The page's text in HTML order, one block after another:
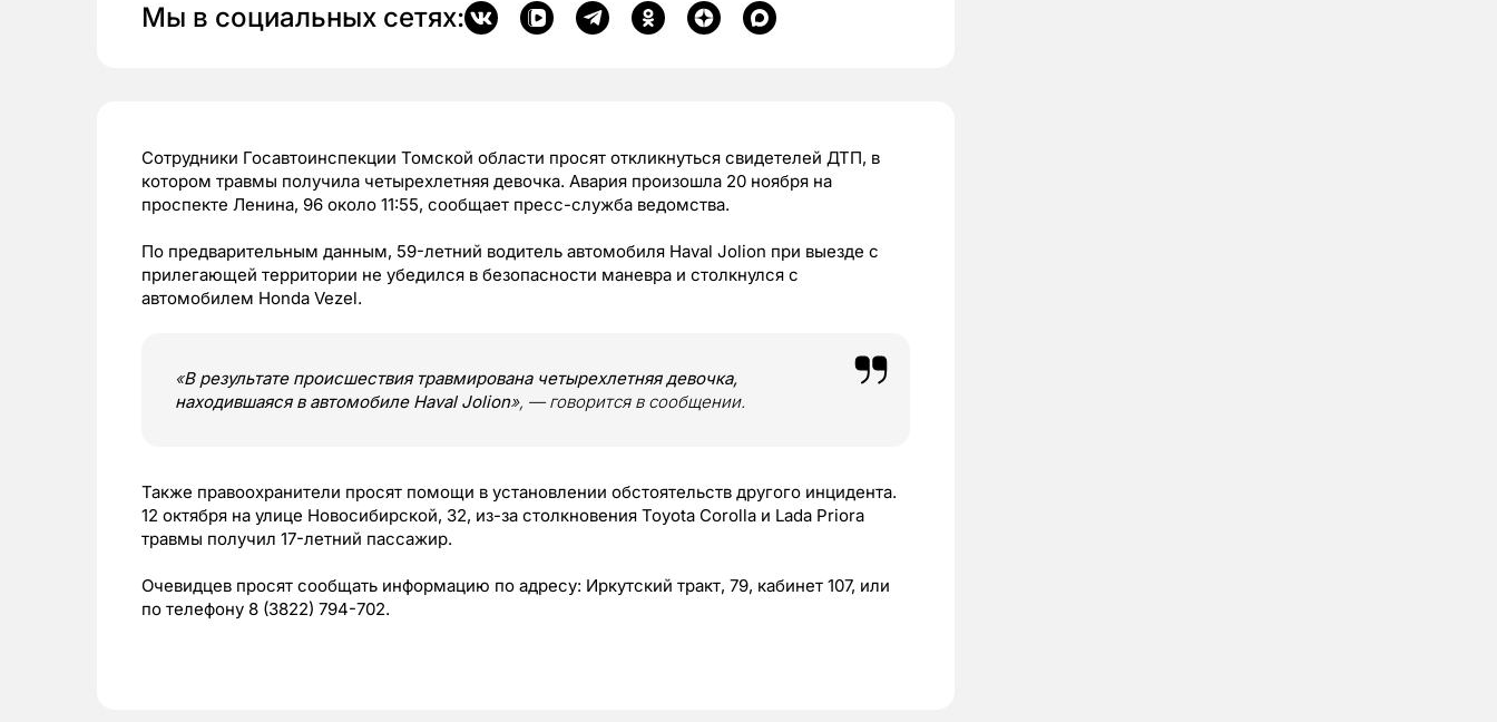
Мы в социальных сетях:
Сотрудники Госавтоинспекции Томской области просят откликнуться свидетелей ДТП, в
котором травмы получила четырехлетняя девочка. Авария произошла 20 ноября на
проспекте Ленина, 96 около 11:55, сообщает пресс-служба ведомства.
По предварительным данным, 59-летний водитель автомобиля Haval Jolion при выезде с
прилегающей территории не убедился в безопасности маневра и столкнулся с
автомобилем Honda Vezel.
«В результате происшествия травмирована четырехлетняя девочка,
находившаяся в автомобиле Haval Jolion», — говорится в сообщении.
Также правоохранители просят помощи в установлении обстоятельств другого инцидента.
12 октября на улице Новосибирской, 32, из-за столкновения Toyota Corolla и Lada Priora
травмы получил 17-летний пассажир.
Очевидцев просят сообщать информацию по адресу: Иркутский тракт, 79, кабинет 107, или
по телефону 8 (3822) 794-702.